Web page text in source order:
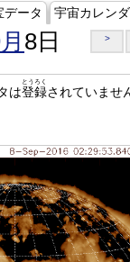
データ 宇宙カレン
8日 >
は登録
とうろく
されていませ